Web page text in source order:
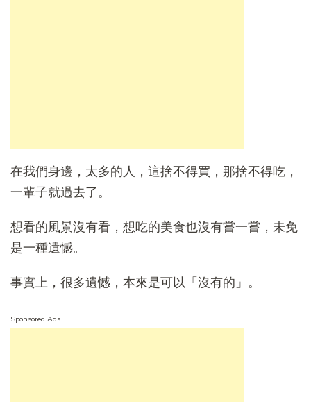
在我們身邊，太多的人，這捨不得買，那捨不得吃，
一輩子就過去了。
想看的風景沒有看，想吃的美食也沒有嘗一嘗，未免
是一種遺憾。
事實上，很多遺憾，本來是可以「沒有的」。
Sponsored Ads